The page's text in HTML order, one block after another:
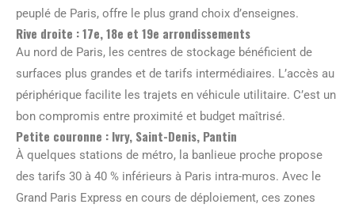
peuplé de Paris, offre le plus grand choix d’enseignes.
Rive droite : 17e, 18e et 19e arrondissements
Au nord de Paris, les centres de stockage bénéficient de
surfaces plus grandes et de tarifs intermédiaires. L’accès au
périphérique facilite les trajets en véhicule utilitaire. C’est un
bon compromis entre proximité et budget maîtrisé.
Petite couronne : Ivry, Saint-Denis, Pantin
À quelques stations de métro, la banlieue proche propose
des tarifs 30 à 40 % inférieurs à Paris intra-muros. Avec le
Grand Paris Express en cours de déploiement, ces zones